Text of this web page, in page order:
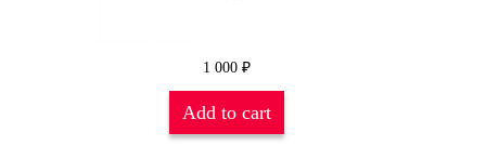
1 000 ₽
Add to cart